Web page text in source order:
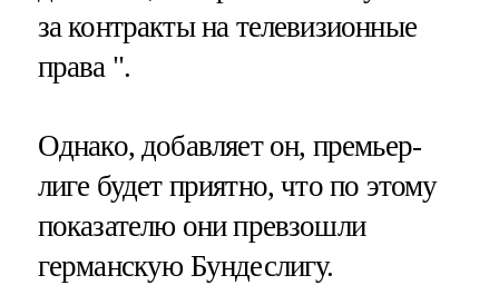
за контракты на телевизионные
права ".
Однако, добавляет он, премьер-
лиге будет приятно, что по этому
показателю они превзошли
германскую Бундеслигу.